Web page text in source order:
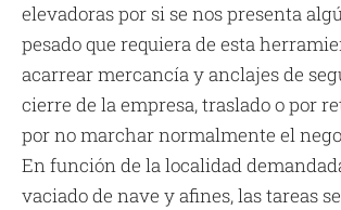
elevadoras por si se nos presenta
pesado que requiera de esta
acarrear mercancía y anclajes de
cierre de la empresa, traslado o por
por no marchar normalmente el
En función de la localidad
vaciado de nave y afines, las tareas